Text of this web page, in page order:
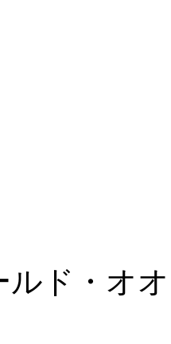
ルド・オ